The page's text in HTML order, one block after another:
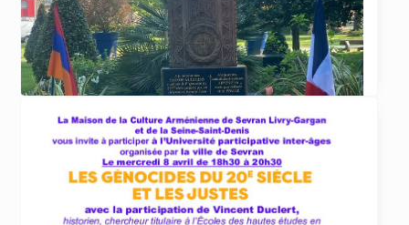
La Croix Bleue des Arméniens de France
section Dirouhie Missakian de Sevran-Livry
organise... lire plus
ACTUALITÉS
20 avril 2026
Commémorations du 111ème anniversaire du